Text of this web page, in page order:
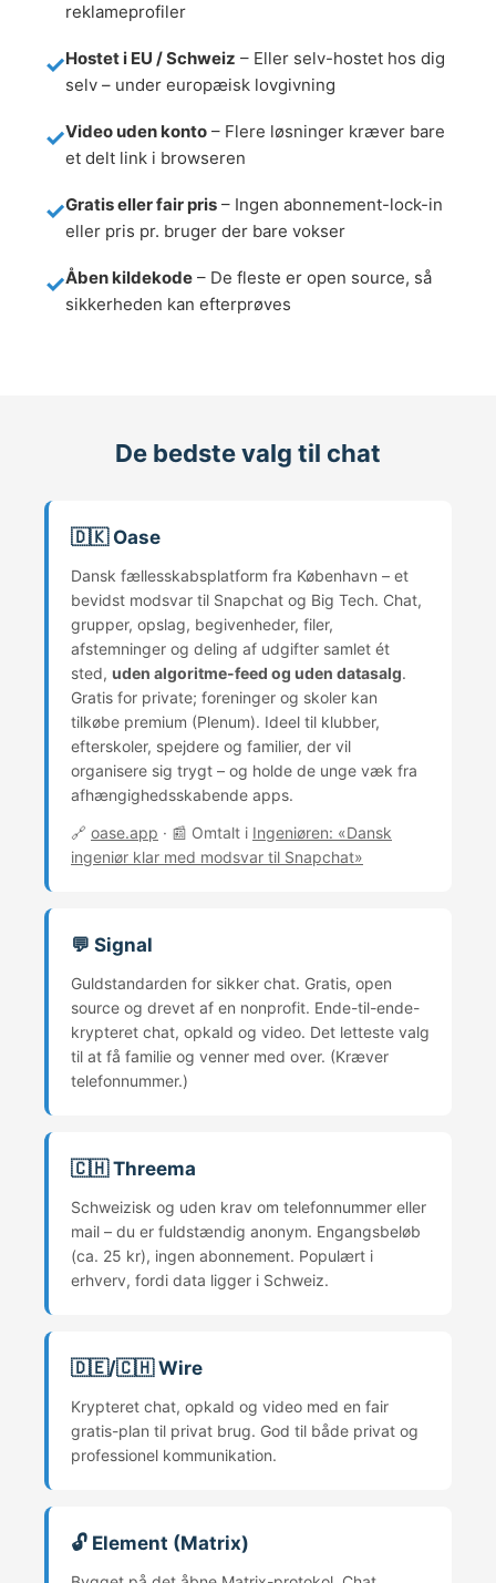
reklameprofiler
Hostet i EU / Schweiz – Eller selv-hostet hos dig
selv – under europæisk lovgivning
Video uden konto – Flere løsninger kræver bare
et delt link i browseren
Gratis eller fair pris – Ingen abonnement-lock-in
eller pris pr. bruger der bare vokser
Åben kildekode – De fleste er open source, så
sikkerheden kan efterprøves
De bedste valg til chat
🇩🇰 Oase
Dansk fællesskabsplatform fra København – et
bevidst modsvar til Snapchat og Big Tech. Chat,
grupper, opslag, begivenheder, filer,
afstemninger og deling af udgifter samlet ét
sted, uden algoritme-feed og uden datasalg.
Gratis for private; foreninger og skoler kan
tilkøbe premium (Plenum). Ideel til klubber,
efterskoler, spejdere og familier, der vil
organisere sig trygt – og holde de unge væk fra
afhængighedsskabende apps.
🔗 oase.app · 📰 Omtalt i Ingeniøren: «Dansk
ingeniør klar med modsvar til Snapchat»
💬 Signal
Guldstandarden for sikker chat. Gratis, open
source og drevet af en nonprofit. Ende-til-ende-
krypteret chat, opkald og video. Det letteste valg
til at få familie og venner med over. (Kræver
telefonnummer.)
🇨🇭 Threema
Schweizisk og uden krav om telefonnummer eller
mail – du er fuldstændig anonym. Engangsbeløb
(ca. 25 kr), ingen abonnement. Populært i
erhverv, fordi data ligger i Schweiz.
🇩🇪/🇨🇭 Wire
Krypteret chat, opkald og video med en fair
gratis-plan til privat brug. God til både privat og
professionel kommunikation.
🔓 Element (Matrix)